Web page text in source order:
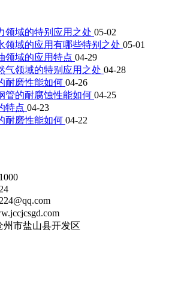
领域的特别应用之处 05-02
领域的应用有哪些特别之处 05-01
领域的应用特点 04-29
气领域的特别应用之处 04-28
耐磨性能如何 04-26
管的耐腐蚀性能如何 04-25
特点 04-23
耐磨性能如何 04-22
州市盐山县开发区